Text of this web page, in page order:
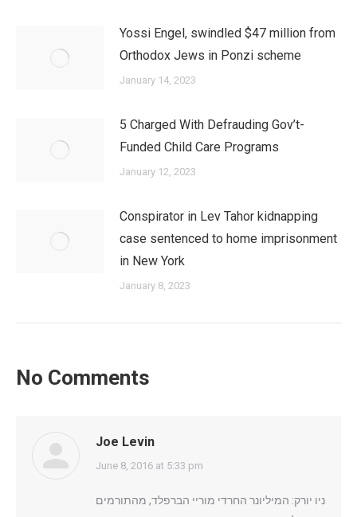
Yossi Engel, swindled $47 million from
Orthodox Jews in Ponzi scheme
January 14, 2023
5 Charged With Defrauding Gov’t-
Funded Child Care Programs
January 12, 2023
Conspirator in Lev Tahor kidnapping
case sentenced to home imprisonment
in New York
January 8, 2023
No Comments
Joe Levin
says:
June 8, 2016 at 5:33 pm
ניו יורק: המיליונר החרדי מוריי הברפלד, מהתורמים